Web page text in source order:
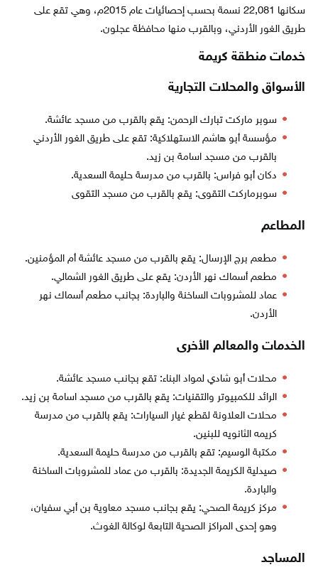
سكانها 22,081 نسمة بحسب إحصائيات عام 2015م، وهي تقع على
طريق الغور الأردني، وبالقرب منها محافظة عجلون.
خدمات منطقة كريمة
الأسواق والمحلات التجارية
سوبر ماركت تبارك الرحمن: يقع بالقرب من مسجد عائشة.
مؤسسة أبو هاشم الاستهلاكية: تقع على طريق الغور الأردني
بالقرب من مسجد اسامة بن زيد.
دكان أبو فراس: بالقرب من مدرسة حليمة السعدية.
سوبرماركت التقوى: يقع بالقرب من مسجد التقوى
المطاعم
مطعم برج الإرسال: يقع بالقرب من مسجد عائشة أم المؤمنين.
مطعم أسماك نهر الأردن: يقع على طريق الغور الشمالي.
عماد للمشروبات الساخنة والباردة: بجانب مطعم أسماك نهر
الأردن.
الخدمات والمعالم الأخرى
محلات أبو شادي لمواد البناء: تقع بجانب مسجد عائشة.
الرائد للكمبيوتر والتقنيات: يقع بالقرب من مسجد اسامة بن زيد.
محلات العلاونة لقطع غيار السيارات: يقع بالقرب من مدرسة
كريمه الثانويه للبنين.
مكتبة الوسيم: تقع بالقرب من مدرسة حليمة السعدية.
صيدلية الكريمة الجديدة: بالقرب من عماد للمشروبات الساخنة
والباردة.
مركز كريمة الصحي: يقع بجانب مسجد معاوية بن أبي سفيان،
وهو إحدى المراكز الصحية التابعة لوكالة الغوث.
المساجد